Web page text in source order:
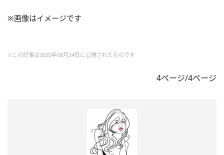
※画像はイメージです
※この記事は2020年08月24日に公開されたものです
4ページ/4ページ